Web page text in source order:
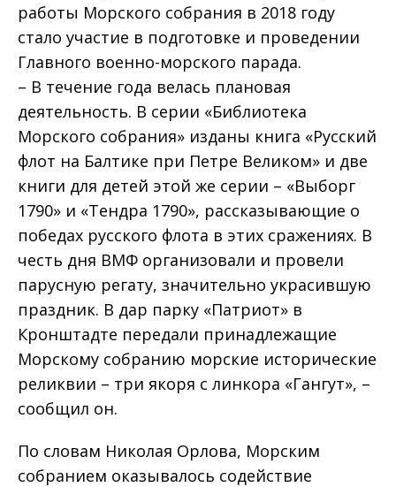
работы Морского собрания в 2018 году
стало участие в подготовке и проведении
Главного военно-морского парада.
– В течение года велась плановая
деятельность. В серии «Библиотека
Морского собрания» изданы книга «Русский
флот на Балтике при Петре Великом» и две
книги для детей этой же серии – «Выборг
1790» и «Тендра 1790», рассказывающие о
победах русского флота в этих сражениях. В
честь дня ВМФ организовали и провели
парусную регату, значительно украсившую
праздник. В дар парку «Патриот» в
Кронштадте передали принадлежащие
Морскому собранию морские исторические
реликвии – три якоря с линкора «Гангут», –
сообщил он.
По словам Николая Орлова, Морским
собранием оказывалось содействие